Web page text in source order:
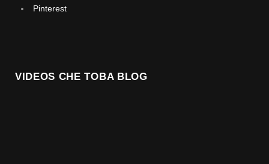
Pinterest
VIDEOS CHE TOBA BLOG